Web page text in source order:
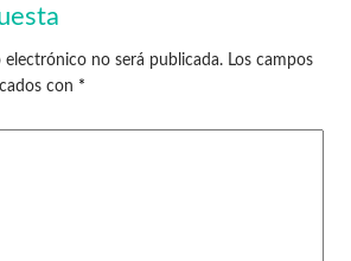
electrónico no será publicada. Los campos
con *